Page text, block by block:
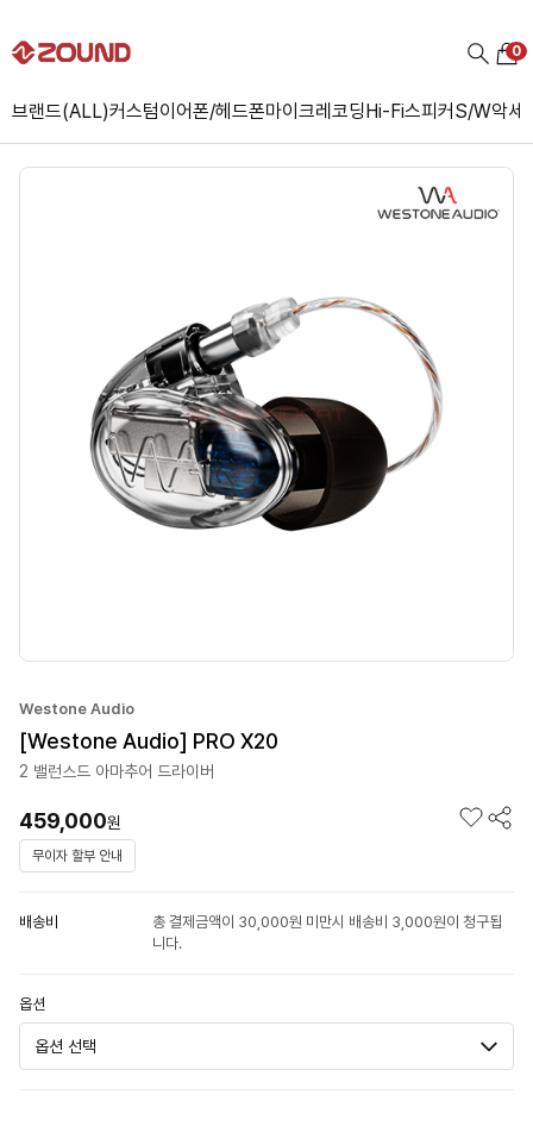
브랜드(ALL)커스텀이어폰/헤드폰마이크레코딩Hi-Fi스피커S/W악세
0
Westone Audio
[Westone Audio] PRO X20
2 밸런스드 아마추어 드라이버
459,000원
무이자 할부 안내
배송비
총 결제금액이 30,000원 미만시 배송비 3,000원이 청구됩
니다.
옵션